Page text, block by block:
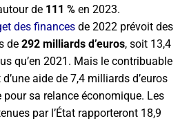
de 111 % en 2023.
des finances de 2022 prévoit des
de 292 milliards d’euros, soit 13,4
qu’en 2021. Mais le contribuable
aide de 7,4 milliards d’euros
pour sa relance économique. Les
par l’État rapporteront 18,9